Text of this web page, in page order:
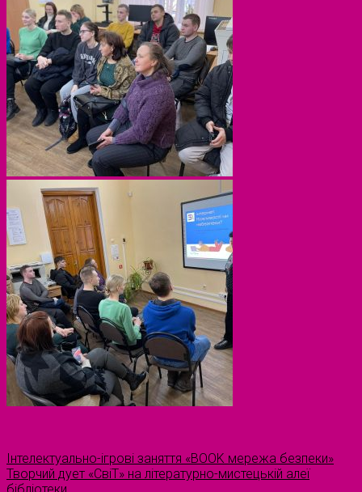
Інтелектуально-ігрові заняття «BOOK мережа безпеки»
Творчий дует «СвіТ» на літературно-мистецькій алеї